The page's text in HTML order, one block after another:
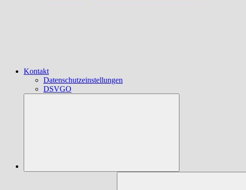
Kontakt
Datenschutzeinstellungen
DSVGO